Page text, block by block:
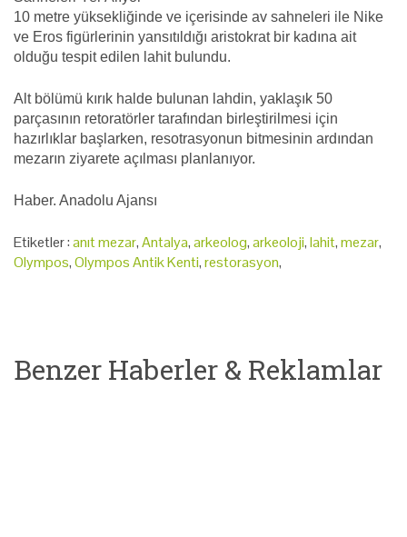
10 metre yüksekliğinde ve içerisinde av sahneleri ile Nike
ve Eros figürlerinin yansıtıldığı aristokrat bir kadına ait
olduğu tespit edilen lahit bulundu.
Alt bölümü kırık halde bulunan lahdin, yaklaşık 50
parçasının retoratörler tarafından birleştirilmesi için
hazırlıklar başlarken, resotrasyonun bitmesinin ardından
mezarın ziyarete açılması planlanıyor.
Haber. Anadolu Ajansı
Etiketler :anıt mezar,Antalya,arkeolog,arkeoloji,lahit,mezar,
Olympos,Olympos Antik Kenti,restorasyon,
Benzer Haberler & Reklamlar